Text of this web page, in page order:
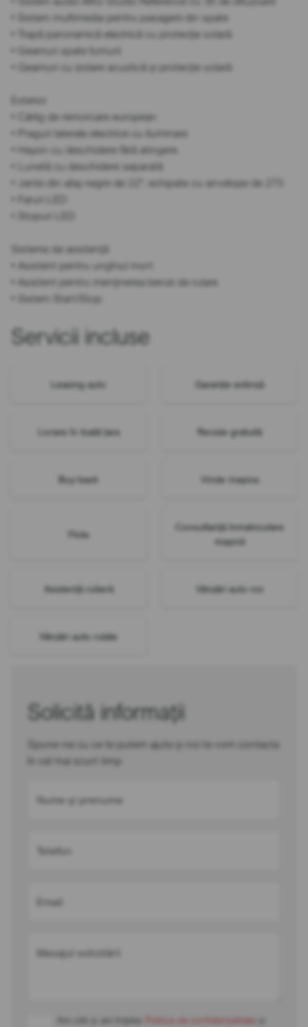
• Sistem multimedia pentru pasagerii din spate
• Trapă panoramică electrică cu protecție solară
• Geamuri spate fumurii
• Geamuri cu izolare acustică și protecție solară
Exterior
• Cârlig de remorcare european
• Praguri laterale electrice cu iluminare
• Hayon cu deschidere fără atingere
• Lunetă cu deschidere separată
• Jante din aliaj negre de 22", echipate cu anvelope de 275
• Faruri LED
• Stopuri LED
Sisteme de asistență
• Asistent pentru unghiul mort
• Asistent pentru menținerea benzii de rulare
• Sistem Start/Stop
Servicii incluse
Leasing auto Garanție extinsă
Livrare în toată țara Revizie gratuită
Buy-back Vinde mașina
Flote
Consultanță înmatriculare
mașină
Asistență rutieră Vânzări auto noi
Vânzări auto rulate
Solicită informații
Spune-ne cu ce te putem ajuta și noi te vom contacta
în cel mai scurt timp
Nume și prenume
Telefon
Email
Mesajul solicitării
Am citit și am înțeles Politica de confidențialitate